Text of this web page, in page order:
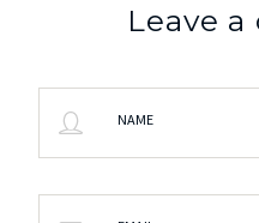
Leave
NAME